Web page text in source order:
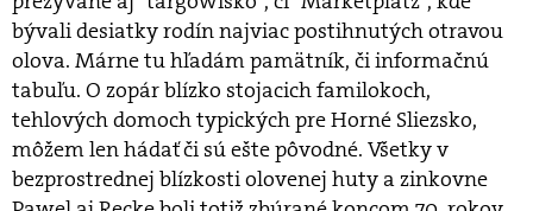
bývali desiatky rodín najviac postihnutých otravou
olova. Márne tu hľadám pamätník, či informačnú
tabuľu. O zopár blízko stojacich familokoch,
tehlových domoch typických pre Horné Sliezsko,
môžem len hádať či sú ešte pôvodné. Všetky v
bezprostrednej blízkosti olovenej huty a zinkovne